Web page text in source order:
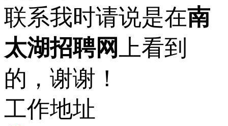
联系我时请说是在南
太湖招聘网
上看到
的，谢谢！
工作地址